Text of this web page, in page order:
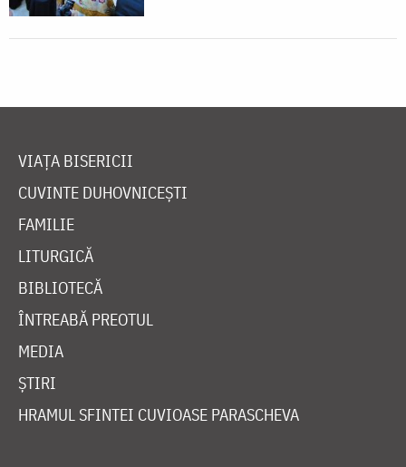
VIAȚA BISERICII
CUVINTE DUHOVNICEȘTI
FAMILIE
LITURGICĂ
BIBLIOTECĂ
ÎNTREABĂ PREOTUL
MEDIA
ȘTIRI
HRAMUL SFINTEI CUVIOASE PARASCHEVA